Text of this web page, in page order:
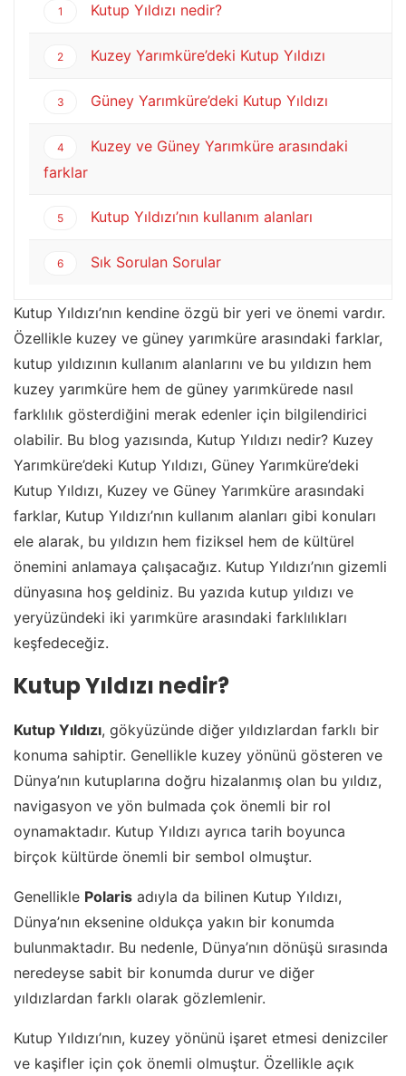
1 Kutup Yıldızı nedir?
2 Kuzey Yarımküre’deki Kutup Yıldızı
3 Güney Yarımküre’deki Kutup Yıldızı
4
Kuzey ve Güney Yarımküre arasındaki
farklar
5 Kutup Yıldızı’nın kullanım alanları
6 Sık Sorulan Sorular
Kutup Yıldızı’nın kendine özgü bir yeri ve önemi vardır.
Özellikle kuzey ve güney yarımküre arasındaki farklar,
kutup yıldızının kullanım alanlarını ve bu yıldızın hem
kuzey yarımküre hem de güney yarımkürede nasıl
farklılık gösterdiğini merak edenler için bilgilendirici
olabilir. Bu blog yazısında, Kutup Yıldızı nedir? Kuzey
Yarımküre’deki Kutup Yıldızı, Güney Yarımküre’deki
Kutup Yıldızı, Kuzey ve Güney Yarımküre arasındaki
farklar, Kutup Yıldızı’nın kullanım alanları gibi konuları
ele alarak, bu yıldızın hem fiziksel hem de kültürel
önemini anlamaya çalışacağız. Kutup Yıldızı’nın gizemli
dünyasına hoş geldiniz. Bu yazıda kutup yıldızı ve
yeryüzündeki iki yarımküre arasındaki farklılıkları
keşfedeceğiz.
Kutup Yıldızı nedir?
Kutup Yıldızı, gökyüzünde diğer yıldızlardan farklı bir
konuma sahiptir. Genellikle kuzey yönünü gösteren ve
Dünya’nın kutuplarına doğru hizalanmış olan bu yıldız,
navigasyon ve yön bulmada çok önemli bir rol
oynamaktadır. Kutup Yıldızı ayrıca tarih boyunca
birçok kültürde önemli bir sembol olmuştur.
Genellikle Polaris adıyla da bilinen Kutup Yıldızı,
Dünya’nın eksenine oldukça yakın bir konumda
bulunmaktadır. Bu nedenle, Dünya’nın dönüşü sırasında
neredeyse sabit bir konumda durur ve diğer
yıldızlardan farklı olarak gözlemlenir.
Kutup Yıldızı’nın, kuzey yönünü işaret etmesi denizciler
ve kaşifler için çok önemli olmuştur. Özellikle açık